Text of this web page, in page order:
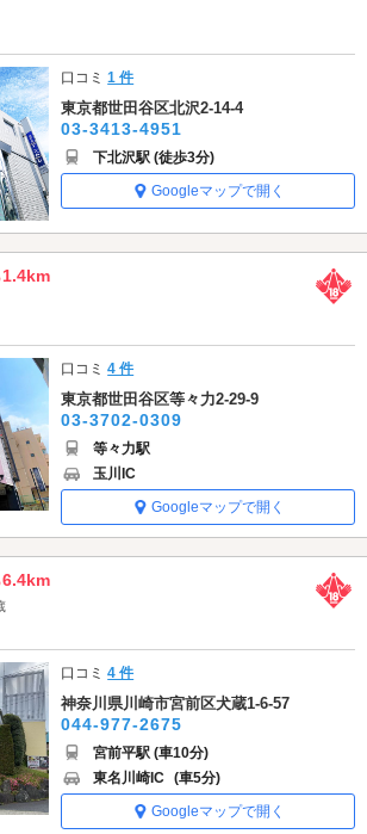
口コミ1 件
東京都世田谷区北沢2-14-4
03-3413-4951
下北沢駅 (徒歩3分)
Googleマップで開く
1.4km
口コミ4 件
東京都世田谷区等々力2-29-9
03-3702-0309
等々力駅
玉川IC
Googleマップで開く
6.4km
口コミ4 件
神奈川県川崎市宮前区犬蔵1-6-57
044-977-2675
宮前平駅 (車10分)
東名川崎IC (車5分)
Googleマップで開く